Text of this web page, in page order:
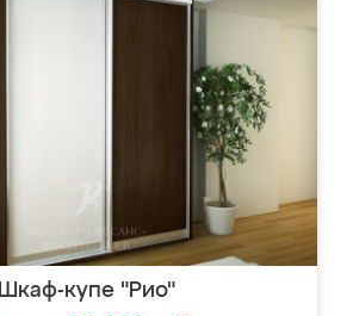
Шкаф-купе "Рио"